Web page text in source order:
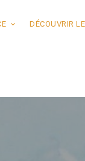
DÉCOUVRIR